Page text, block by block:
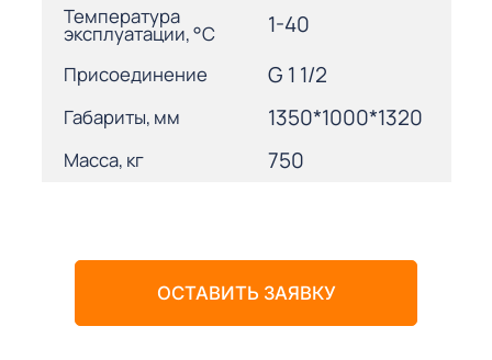
Температура
эксплуатации, °С 1-40
Присоединение G 1 1/2
Габариты, мм 1350*1000*1320
Масса, кг 750
ОСТАВИТЬ ЗАЯВКУ